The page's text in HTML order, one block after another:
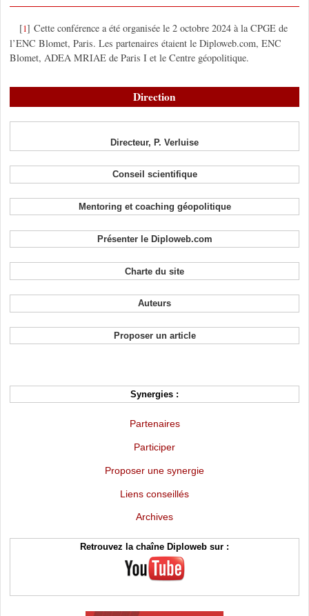
[1]Cette conférence a été organisée le 2 octobre 2024 à la CPGE de
l’ENC Blomet, Paris. Les partenaires étaient le Diploweb.com, ENC
Blomet, ADEA MRIAE de Paris I et le Centre géopolitique.
Direction
Directeur, P. Verluise
Conseil scientifique
Mentoring et coaching géopolitique
Présenter le Diploweb.com
Charte du site
Auteurs
Proposer un article
Synergies :
Partenaires
Participer
Proposer une synergie
Liens conseillés
Archives
Retrouvez la chaîne Diploweb sur :